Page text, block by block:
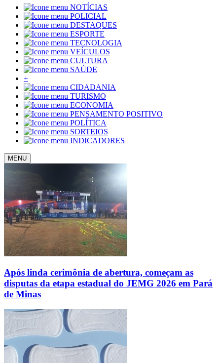
NOTÍCIAS
POLICIAL
DESTAQUES
ESPORTE
TECNOLOGIA
VEÍCULOS
CULTURA
SAÚDE
+
CIDADANIA
TURISMO
ECONOMIA
PENSAMENTO POSITIVO
POLÍTICA
SORTEIOS
INDICADORES
MENU
Após linda cerimônia de abertura, começam as
disputas da etapa estadual do JEMG 2026 em Pará
de Minas